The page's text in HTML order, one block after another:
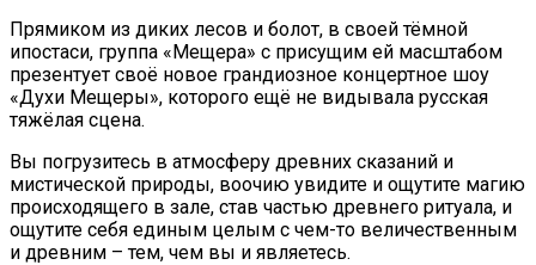
Прямиком из диких лесов и болот, в своей тёмной
ипостаси, группа «Мещера» с присущим ей масштабом
презентует своё новое грандиозное концертное шоу
«Духи Мещеры», которого ещё не видывала русская
тяжёлая сцена.
Вы погрузитесь в атмосферу древних сказаний и
мистической природы, воочию увидите и ощутите магию
происходящего в зале, став частью древнего ритуала, и
ощутите себя единым целым с чем-то величественным
и древним – тем, чем вы и являетесь.